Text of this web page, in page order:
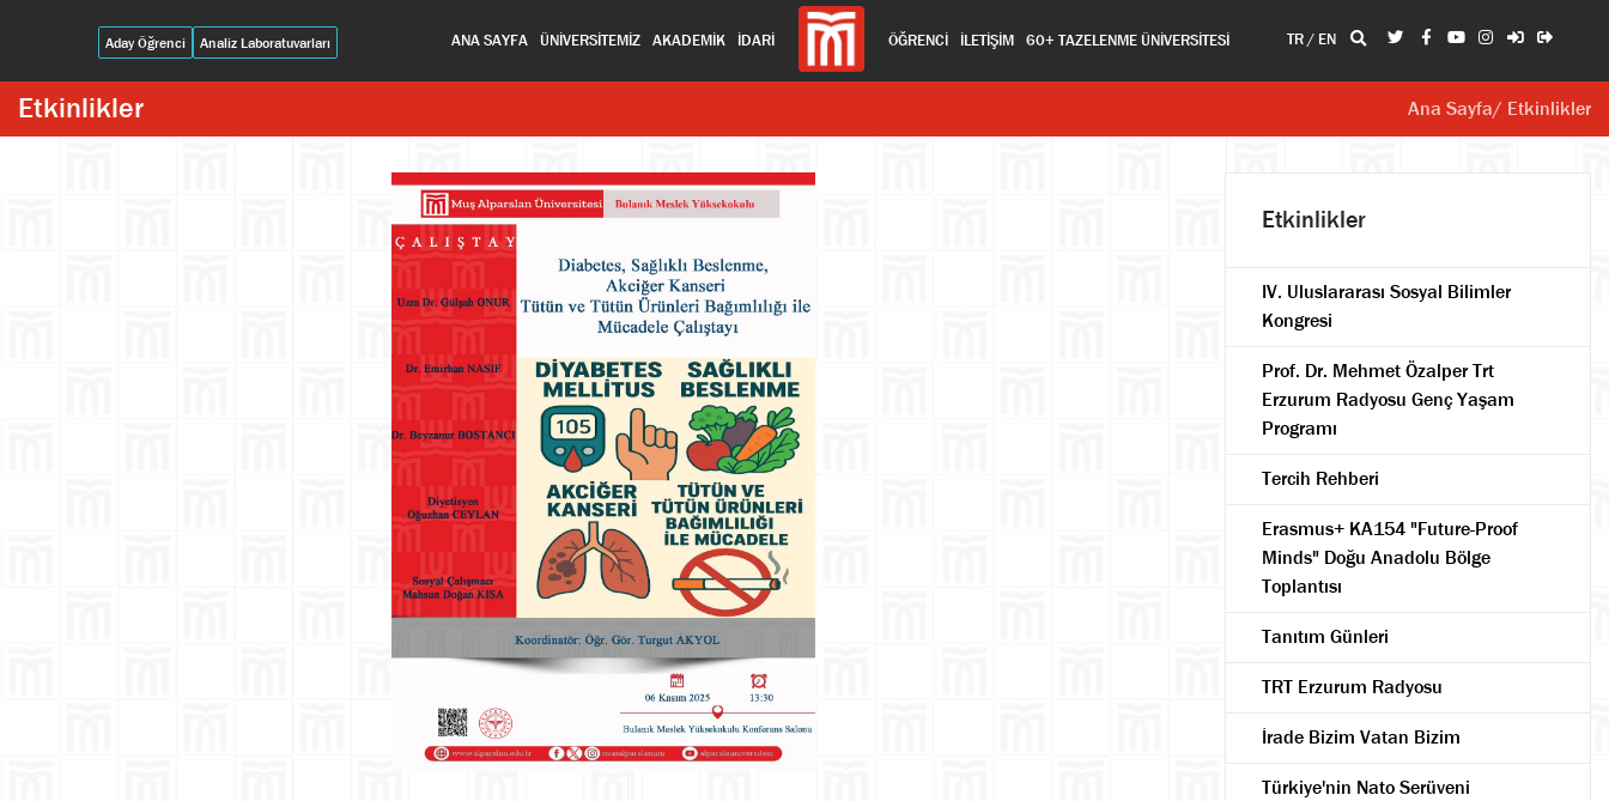
Aday Öğrenci Analiz Laboratuvarları ANA SAYFA ÜNİVERSİTEMİZ AKADEMİK İDARİ ÖĞRENCİ İLETİŞİM 60+ TAZELENME ÜNİVERSİTESİ TR/ EN
Etkinlikler Ana Sayfa/ Etkinlikler
Etkinlikler
IV. Uluslararası Sosyal Bilimler
Kongresi
Prof. Dr. Mehmet Özalper Trt
Erzurum Radyosu Genç Yaşam
Programı
Tercih Rehberi
Erasmus+ KA154 "Future-Proof
Minds" Doğu Anadolu Bölge
Toplantısı
Tanıtım Günleri
TRT Erzurum Radyosu
İrade Bizim Vatan Bizim
Türkiye'nin Nato Serüveni